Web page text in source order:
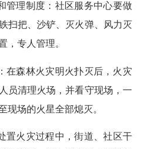
管理制度： 社区服务中心要做
扫把、沙铲、灭火弹、风力灭
，专人管理。
在森林火灾明火扑灭后，火灾
员清理火场，并看守现场，一
现场的火星全部熄灭。
置火灾过程中，街道、社区干